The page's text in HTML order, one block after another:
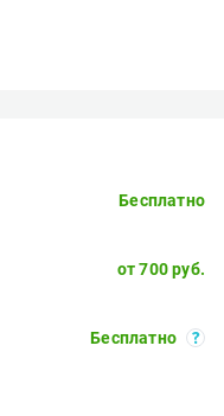
Бесплатно
от 700 руб.
Бесплатно